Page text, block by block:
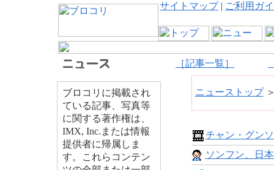
サイトマップ| ご利用ガ
［記事一覧］
ブロコリに掲載され
ている記事、写真等
に関する著作権は、
IMX, Inc.または情報
提供者に帰属しま
す。これらコンテン
ニューストップ
チャン・グン
ソンフン、日